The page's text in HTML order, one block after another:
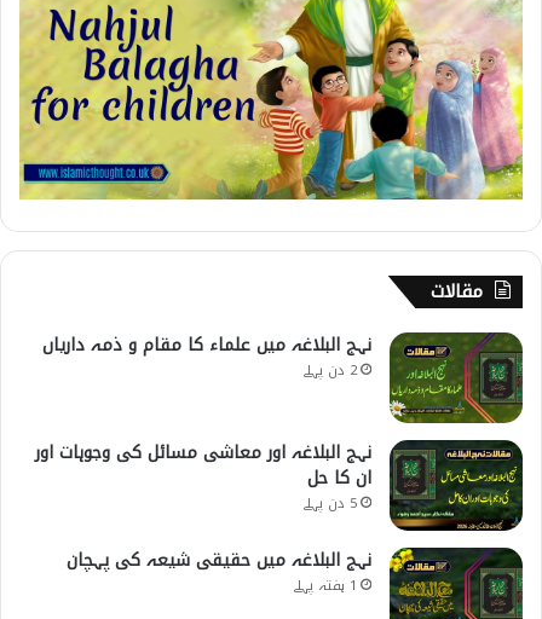
مقالات
نہج البلاغہ میں علماء کا مقام و ذمہ داریاں
2 دن پہلے
نہج البلاغہ اور معاشی مسائل کی وجوہات اور
ان کا حل
5 دن پہلے
نہج البلاغہ میں حقیقی شیعہ کی پہچان
1 ہفتہ پہلے